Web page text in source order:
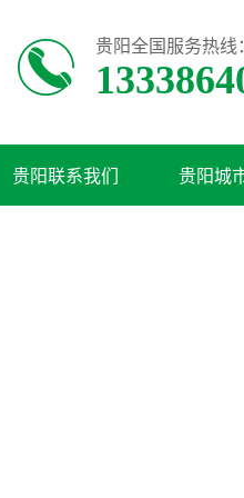
贵阳全国服务热线：
贵阳联系我们 贵阳城